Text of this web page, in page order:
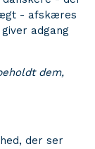
- afskæres
adgang
dem,
der ser